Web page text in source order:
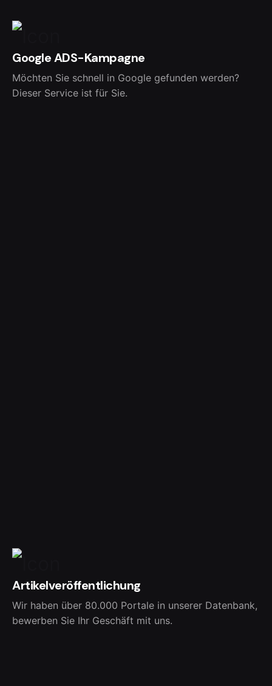
Google ADS-Kampagne
Möchten Sie schnell in Google gefunden werden?
Dieser Service ist für Sie.
Artikelveröffentlichung
Wir haben über 80.000 Portale in unserer Datenbank,
bewerben Sie Ihr Geschäft mit uns.